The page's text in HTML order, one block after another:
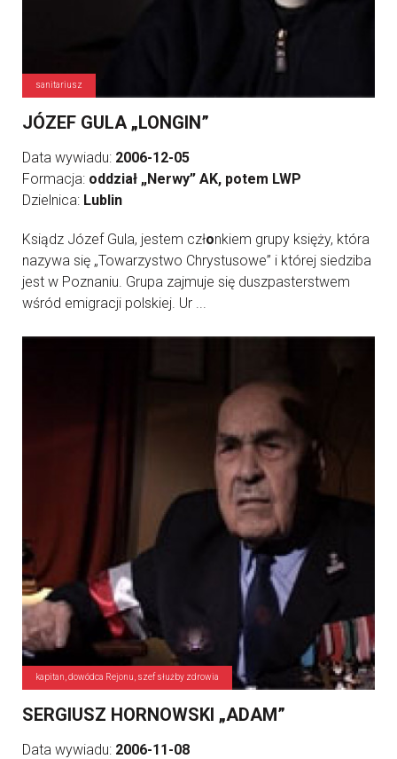
sanitariusz
JÓZEF GULA „LONGIN”
Data wywiadu: 2006-12-05
Formacja: oddział „Nerwy” AK, potem LWP
Dzielnica: Lublin
Ksiądz Józef Gula, jestem członkiem grupy księży, która
nazywa się „Towarzystwo Chrystusowe” i której siedziba
jest w Poznaniu. Grupa zajmuje się duszpasterstwem
wśród emigracji polskiej. Ur ...
kapitan, dowódca Rejonu, szef służby zdrowia
SERGIUSZ HORNOWSKI „ADAM”
Data wywiadu: 2006-11-08